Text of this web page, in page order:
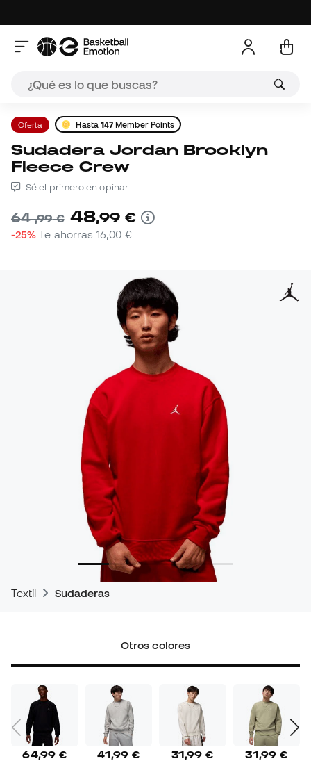
Oferta Hasta 147 Member Points
Sudadera Jordan Brooklyn
Fleece Crew
Sé el primero en opinar
64,99 € 48,99 €
-25% Te ahorras16,00 €
Textil Sudaderas
Otros colores
64,99 € 41,99 € 31,99 € 31,99 €